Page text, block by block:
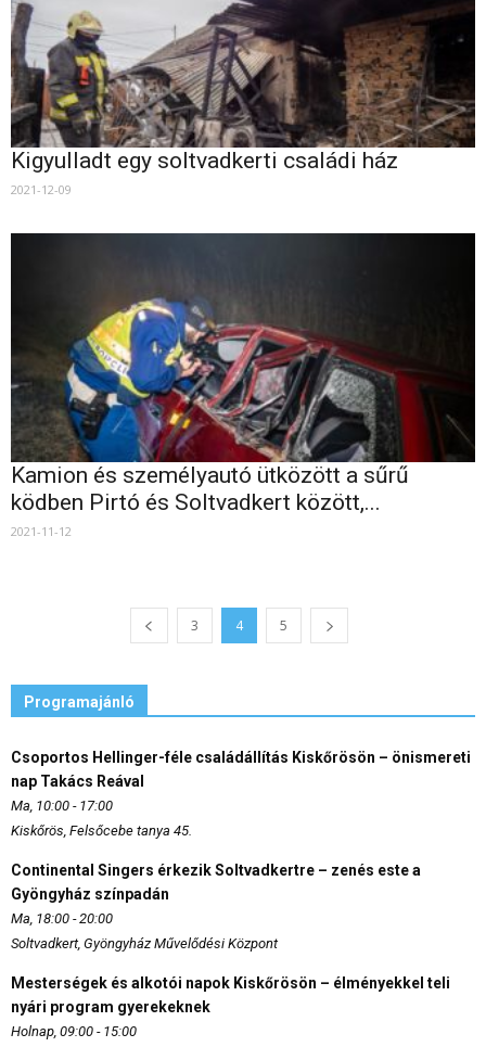
Kigyulladt egy soltvadkerti családi ház
2021-12-09
Kamion és személyautó ütközött a sűrű
ködben Pirtó és Soltvadkert között,...
2021-11-12
3 4 5
Programajánló
Csoportos Hellinger-féle családállítás Kiskőrösön – önismereti
nap Takács Reával
Ma, 10:00 - 17:00
Kiskőrös, Felsőcebe tanya 45.
Continental Singers érkezik Soltvadkertre – zenés este a
Gyöngyház színpadán
Ma, 18:00 - 20:00
Soltvadkert, Gyöngyház Művelődési Központ
Mesterségek és alkotói napok Kiskőrösön – élményekkel teli
nyári program gyerekeknek
Holnap, 09:00 - 15:00